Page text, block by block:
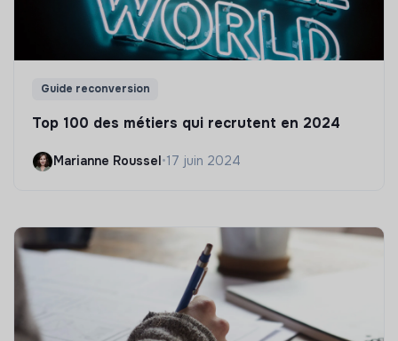
Guide reconversion
Top 100 des métiers qui recrutent en 2024
Marianne Roussel•17 juin 2024